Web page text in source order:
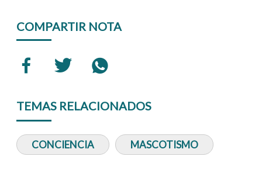
COMPARTIR NOTA
TEMAS RELACIONADOS
CONCIENCIA MASCOTISMO